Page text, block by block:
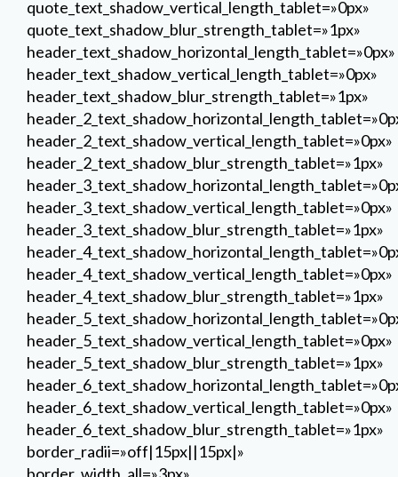
header_3_text_shadow_vertical_length_tablet=»0px»
header_3_text_shadow_blur_strength_tablet=»1px»
header_4_text_shadow_vertical_length_tablet=»0px»
header_4_text_shadow_blur_strength_tablet=»1px»
header_5_text_shadow_vertical_length_tablet=»0px»
header_5_text_shadow_blur_strength_tablet=»1px»
header_6_text_shadow_vertical_length_tablet=»0px»
header_6_text_shadow_blur_strength_tablet=»1px»
border_radii=»off|15px||15px|»
border_width_all=»3px»
border_color_all=»#521264″
box_shadow_horizontal_tablet=»0px»
box_shadow_vertical_tablet=»0px»
box_shadow_blur_tablet=»40px»
box_shadow_spread_tablet=»0px»
text_text_align=»left» global_module=»29055″
saved_tabs=»all»
header_3_font_size__hover=»22px»